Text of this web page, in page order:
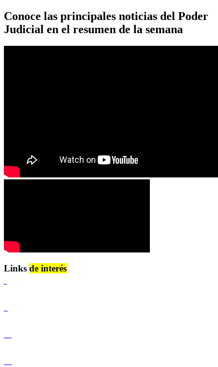
Conoce las principales noticias del Poder
Judicial en el resumen de la semana
Links de interés